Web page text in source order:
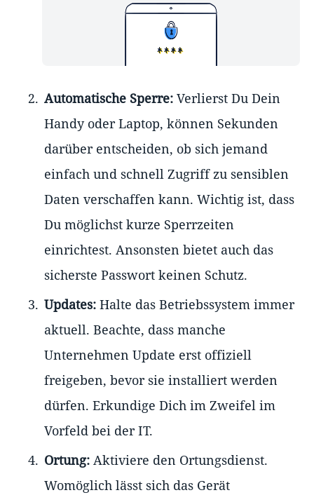
Automatische Sperre: Verlierst Du Dein
Handy oder Laptop, können Sekunden
darüber entscheiden, ob sich jemand
einfach und schnell Zugriff zu sensiblen
Daten verschaffen kann. Wichtig ist, dass
Du möglichst kurze Sperrzeiten
einrichtest. Ansonsten bietet auch das
sicherste Passwort keinen Schutz.
Updates: Halte das Betriebssystem immer
aktuell. Beachte, dass manche
Unternehmen Update erst offiziell
freigeben, bevor sie installiert werden
dürfen. Erkundige Dich im Zweifel im
Vorfeld bei der IT.
Ortung: Aktiviere den Ortungsdienst.
Womöglich lässt sich das Gerät